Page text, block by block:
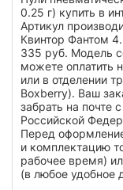
0.25 г) купить в
Артикул
Квинтор Фантом
335 руб. Модель
можете оплатить
или в отделении
Boxberry). Ваш
забрать на почте
Российской
Перед
и комплектацию
рабочее время)
(в любое удобное